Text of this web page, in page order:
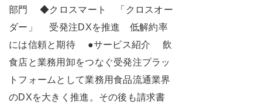
部門 ◆クロスマート 「クロスオー
ダー」 受発注DXを推進 低解約率
には信頼と期待 ●サービス紹介 飲
食店と業務用卸をつなぐ受発注プラッ
トフォームとして業務用食品流通業界
のDXを大きく推進。その後も請求書